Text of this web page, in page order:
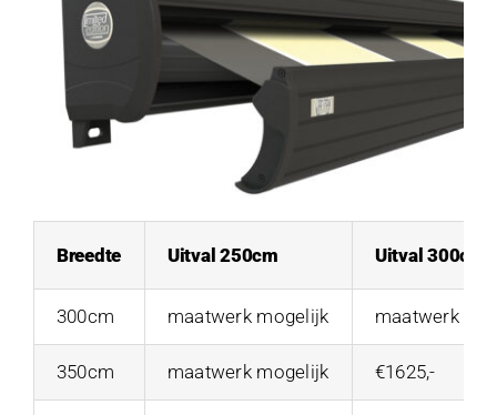
Breedte Uitval 250cm Uitval 300cm
300cm maatwerk mogelijk maatwerk
350cm maatwerk mogelijk €1625,-